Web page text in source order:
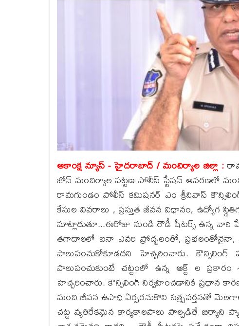
ఆకాంక్ష న్యూస్ - హైదరాబాద్ / మంచిర్యాల జిల్లా :
జోన్ మంచిర్యాల పట్టణ పోలీస్ స్టేషన్ ఆవరణలో
రామగుండం పోలీస్ కమిషనర్ ఎం శ్రీనివాస్
కేసుల వివరాలు , ప్రస్తుత జీవన విధానం, ఉద్యోగ
మాట్లాడుతూ...ఈరోజు నుండి రౌడీ షీటర్స్ ఉన్న వారి
తగాదాలలో ఐనా ఎవరి ప్రోద్బలంతో,
పాలుపంచుకోకూడదని హెచ్చరించారు.
పాలుపంచుకుంటే చట్టంలో ఉన్న ఆక్ట్ ల
హెచ్చరించారు. కౌన్సిలింగ్ నిర్వహించడానికి ప్రధాన
మంచి జీవన ఉపాధి ఏర్పరచుకొని సత్ప్రవర్తనతో
చట్ట వ్యతిరేకమైన కార్యకాలపాలు పాల్పడితే బిర్యాని